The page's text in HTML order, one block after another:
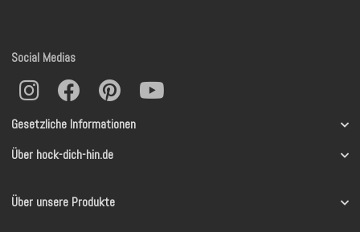
Gesetzliche Informationen
Über hock-dich-hin.de
Über unsere Produkte
Social Medias